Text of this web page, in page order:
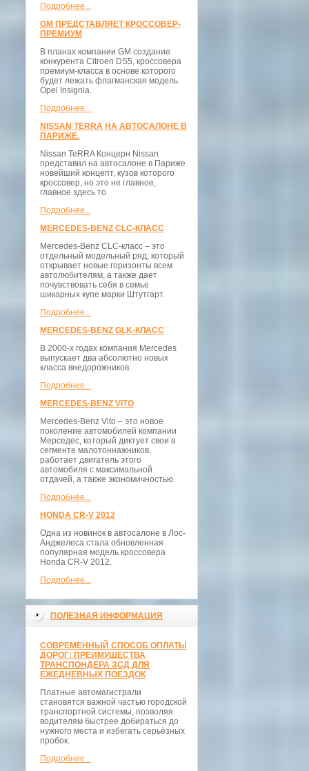
Подробнее...
GM ПРЕДСТАВЛЯЕТ КРОССОВЕР-
ПРЕМИУМ
В планах компании GM создание
конкурента Citroen DS5, кроссовера
премиум-класса в основе которого
будет лежать флагманская модель
Opel Insignia.
Подробнее...
NISSAN TERRA НА АВТОСАЛОНЕ В
ПАРИЖЕ.
Nissan TeRRA Концерн Nissan
представил на автосалоне в Париже
новейший концепт, кузов которого
кроссовер, но это не главное,
главное здесь то
Подробнее...
MERCEDES-BENZ CLC-КЛАСС
Mercedes-Benz CLC-класс – это
отдельный модельный ряд, который
открывает новые горизонты всем
автолюбителям, а также дает
почувствовать себя в семье
шикарных купе марки Штутгарт.
Подробнее...
MERCEDES-BENZ GLK-КЛАСС
В 2000-х годах компания Mercedes
выпускает два абсолютно новых
класса внедорожников.
Подробнее...
MERCEDES-BENZ VITO
Mercedes-Benz Vito – это новое
поколение автомобилей компании
Мерседес, который диктует свои в
сегменте малотоннажников,
работает двигатель этого
автомобиля с максимальной
отдачей, а также экономичностью.
Подробнее...
HONDA CR-V 2012
Одна из новинок в автосалоне в Лос-
Анджелеса стала обновленная
популярная модель кроссовера
Honda CR-V 2012.
Подробнее...
ПОЛЕЗНАЯ ИНФОРМАЦИЯ
СОВРЕМЕННЫЙ СПОСОБ ОПЛАТЫ
ДОРОГ: ПРЕИМУЩЕСТВА
ТРАНСПОНДЕРА ЗСД ДЛЯ
ЕЖЕДНЕВНЫХ ПОЕЗДОК
Платные автомагистрали
становятся важной частью городской
транспортной системы, позволяя
водителям быстрее добираться до
нужного места и избегать серьёзных
пробок.
Подробнее...